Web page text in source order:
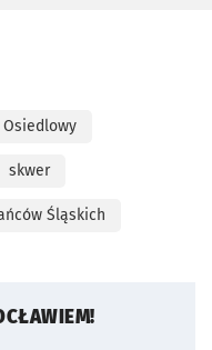
Osiedlowy
skwer
Śląskich